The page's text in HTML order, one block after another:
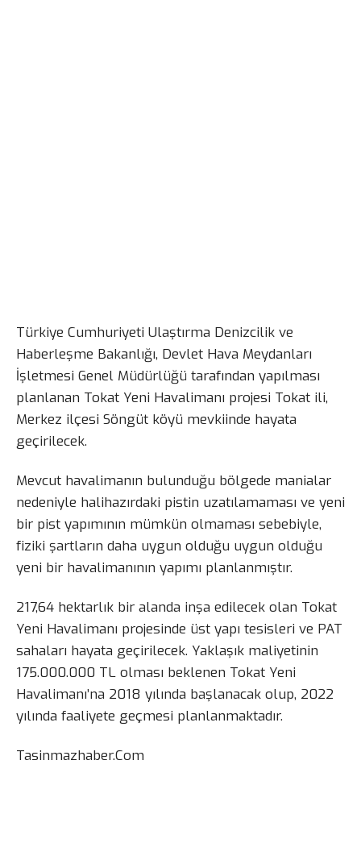
Türkiye Cumhuriyeti Ulaştırma Denizcilik ve
Haberleşme Bakanlığı, Devlet Hava Meydanları
İşletmesi Genel Müdürlüğü tarafından yapılması
planlanan Tokat Yeni Havalimanı projesi Tokat ili,
Merkez ilçesi Söngüt köyü mevkiinde hayata
geçirilecek.
Mevcut havalimanın bulunduğu bölgede manialar
nedeniyle halihazırdaki pistin uzatılamaması ve yeni
bir pist yapımının mümkün olmaması sebebiyle,
fiziki şartların daha uygun olduğu uygun olduğu
yeni bir havalimanının yapımı planlanmıştır.
217,64 hektarlık bir alanda inşa edilecek olan Tokat
Yeni Havalimanı projesinde üst yapı tesisleri ve PAT
sahaları hayata geçirilecek. Yaklaşık maliyetinin
175.000.000 TL olması beklenen Tokat Yeni
Havalimanı’na 2018 yılında başlanacak olup, 2022
yılında faaliyete geçmesi planlanmaktadır.
Tasinmazhaber.Com